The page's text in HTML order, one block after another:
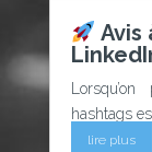
Avis
hashtags
lire plus